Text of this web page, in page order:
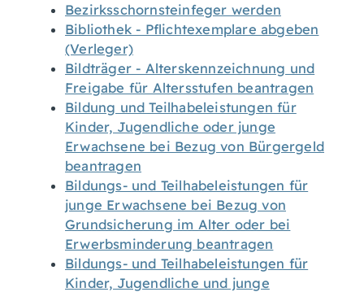
Bezirksschornsteinfeger werden
Bibliothek - Pflichtexemplare abgeben
(Verleger)
Bildträger - Alterskennzeichnung und
Freigabe für Altersstufen beantragen
Bildung und Teilhabeleistungen für
Kinder, Jugendliche oder junge
Erwachsene bei Bezug von Bürgergeld
beantragen
Bildungs- und Teilhabeleistungen für
junge Erwachsene bei Bezug von
Grundsicherung im Alter oder bei
Erwerbsminderung beantragen
Bildungs- und Teilhabeleistungen für
Kinder, Jugendliche und junge